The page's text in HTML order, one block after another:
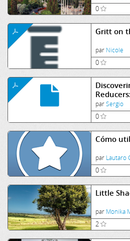
0
Gritt on
par Nicole
0
parSergio
0
Cómo
par Lautaro
0
Little
par Monika
2